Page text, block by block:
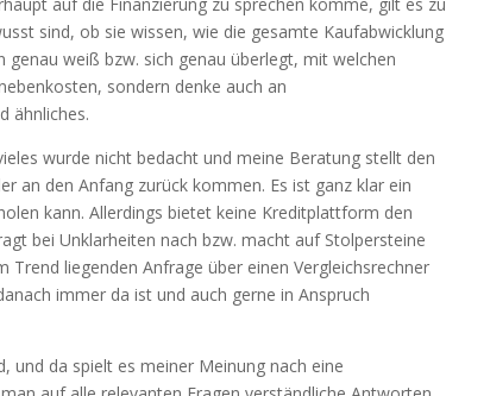
sind, ob sie wissen, wie die gesamte Kaufabwicklung
weiß bzw. sich genau überlegt, mit welchen
sondern denke auch an
ähnliches.
wurde nicht bedacht und meine Beratung stellt den
an den Anfang zurück kommen. Es ist ganz klar ein
kann. Allerdings bietet keine Kreditplattform den
bei Unklarheiten nach bzw. macht auf Stolpersteine
liegenden Anfrage über einen Vergleichsrechner
immer da ist und auch gerne in Anspruch
und da spielt es meiner Meinung nach eine